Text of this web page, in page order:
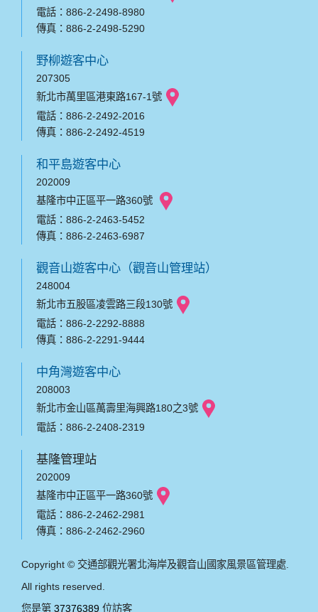
電話：886-2-2498-8980
傳真：886-2-2498-5290
野柳遊客中心
207305
新北市萬里區港東路167-1號
電話：886-2-2492-2016
傳真：886-2-2492-4519
和平島遊客中心
202009
基隆市中正區平一路360號
電話：886-2-2463-5452
傳真：886-2-2463-6987
觀音山遊客中心（觀音山管理站）
248004
新北市五股區凌雲路三段130號
電話：886-2-2292-8888
傳真：886-2-2291-9444
中角灣遊客中心
208003
新北市金山區萬壽里海興路180之3號
電話：886-2-2408-2319
基隆管理站
202009
基隆市中正區平一路360號
電話：886-2-2462-2981
傳真：886-2-2462-2960
Copyright © 交通部觀光署北海岸及觀音山國家風景區管理處.
All rights reserved.
您是第 37376389 位訪客